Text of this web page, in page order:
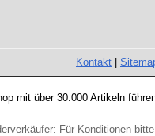
Kontakt
mit über 30.000 Artikeln
Für Konditionen